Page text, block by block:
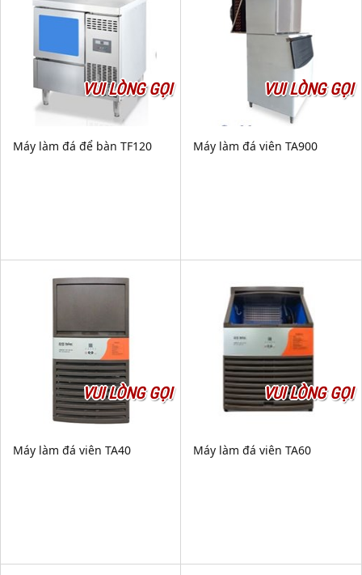
VUI LÒNG GỌI
Máy làm đá để bàn TF120
VUI LÒNG GỌI
Máy làm đá viên TA900
VUI LÒNG GỌI
Máy làm đá viên TA40
VUI LÒNG GỌI
Máy làm đá viên TA60